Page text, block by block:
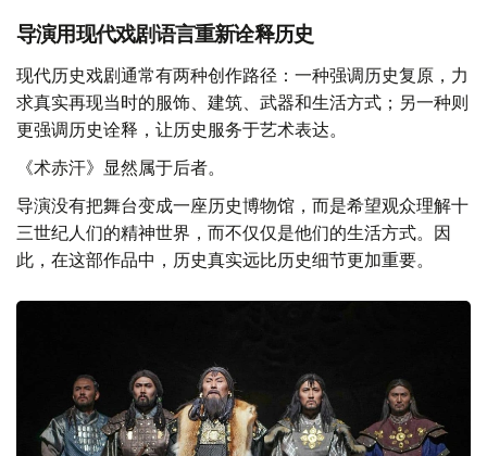
导演用现代戏剧语言重新诠释历史
现代历史戏剧通常有两种创作路径：一种强调历史复原，力
求真实再现当时的服饰、建筑、武器和生活方式；另一种则
更强调历史诠释，让历史服务于艺术表达。
《术赤汗》显然属于后者。
导演没有把舞台变成一座历史博物馆，而是希望观众理解十
三世纪人们的精神世界，而不仅仅是他们的生活方式。因
此，在这部作品中，历史真实远比历史细节更加重要。